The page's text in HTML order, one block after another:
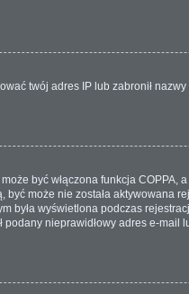
twój adres IP lub zabronił
być włączona funkcja COPPA,
może nie została aktywowana
wyświetlona podczas
nieprawidłowy adres e-mail